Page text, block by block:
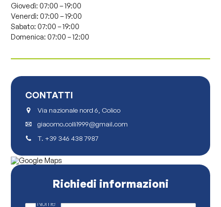
Giovedì:07:00 – 19:00
Venerdì:07:00 – 19:00
Sabato:07:00 – 19:00
Domenica:07:00 – 12:00
CONTATTI
Via nazionale nord 6, Colico
giacomo.colli1999@gmail.com
T. +39 346 438 7987
Richiedi informazioni
Nome *